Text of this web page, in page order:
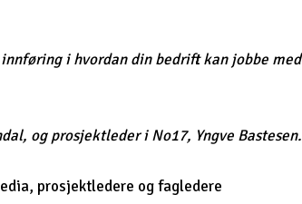
i hvordan din bedrift kan jobbe med
og prosjektleder i No17, Yngve Bastesen.
prosjektledere og fagledere